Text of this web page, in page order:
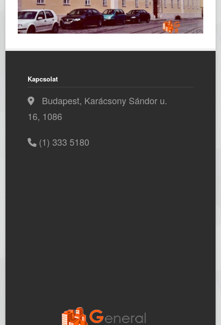
Kapcsolat
Budapest, Karácsony Sándor u.
16, 1086
(1) 333 5180